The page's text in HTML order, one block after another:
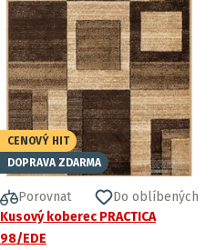
CENOVÝ HIT
DOPRAVA ZDARMA
Porovnat
Do oblíbených
Kusový koberec PRACTICA
98/EDE